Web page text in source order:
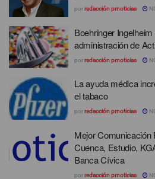
porredacción prnoticias
Boehringer
administración de
porredacción prnoticias
La ayuda médica
el tabaco
porredacción prnoticias
Mejor Comunicación
Cuenca, Estudio,
Banca Cívica
porredacción prnoticias